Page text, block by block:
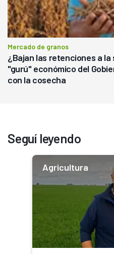
Mercado de granos
¿Bajan las retenciones a
"gurú" económico del
con la cosecha
Seguí leyendo
Agricultura